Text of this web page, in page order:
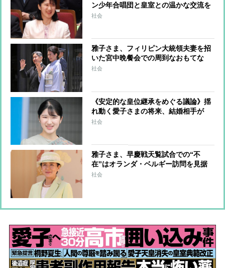
ン少年合唱団と皇室との温かな交流を
重ねてきた歴史 愛子さまご誕生を祝
社会
雅子さま、フィリピン大統領夫妻を招
いた宮中晩餐会での周到なおもてな
し 料理や音楽など“雅子さま流”の心
社会
《安定的な皇位継承をめぐる議論》揺
れ動く愛子さまの将来、結婚相手が
「皇族の配偶者である一般人」という
社会
雅子さま、早慶戦天覧試合での“不
在”はオランダ・ベルギー訪問を見据
えたものか 両国とも3日ずつのゆっ
社会